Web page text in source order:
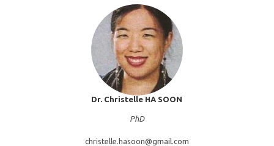
Dr. Christelle HA SOON
PhD
christelle.hasoon@gmail.com